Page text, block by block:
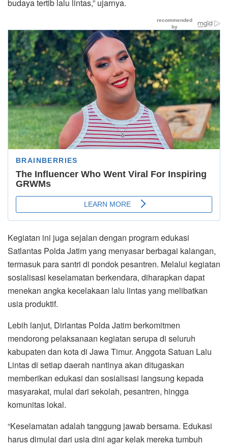
budaya tertib lalu lintas,” ujarnya.
Kegiatan ini juga sejalan dengan program edukasi
Satlantas Polda Jatim yang menyasar berbagai kalangan,
termasuk para santri di pondok pesantren. Melalui kegiatan
sosialisasi keselamatan berkendara, diharapkan dapat
menekan angka kecelakaan lalu lintas yang melibatkan
usia produktif.
Lebih lanjut, Dirlantas Polda Jatim berkomitmen
mendorong pelaksanaan kegiatan serupa di seluruh
kabupaten dan kota di Jawa Timur. Anggota Satuan Lalu
Lintas di setiap daerah nantinya akan ditugaskan
memberikan edukasi dan sosialisasi langsung kepada
masyarakat, mulai dari sekolah, pesantren, hingga
komunitas lokal.
“Keselamatan adalah tanggung jawab bersama. Edukasi
harus dimulai dari usia dini agar kelak mereka tumbuh